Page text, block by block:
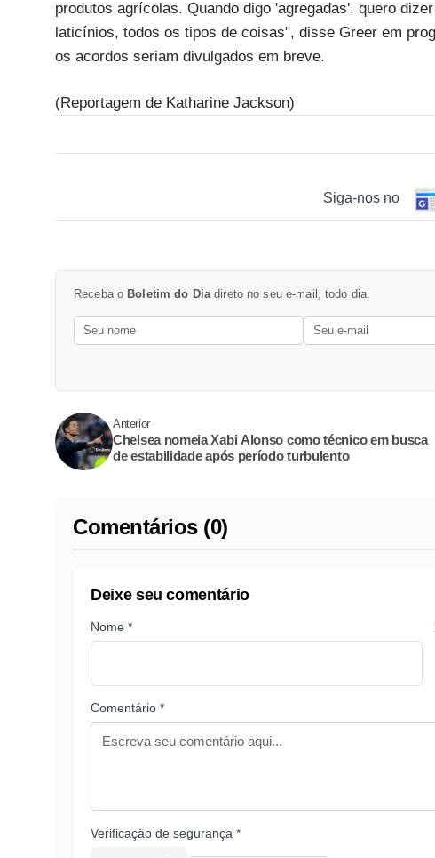
produtos agrícolas. Quando digo 'agregadas', quero
laticínios, todos os tipos de coisas", disse Greer em
os acordos seriam divulgados em breve.
(Reportagem de Katharine Jackson)
Siga-nos no
Receba o Boletim do Diadireto no seu e-mail, todo dia.
Anterior
Chelsea nomeia Xabi Alonso como técnico em busca
de estabilidade após período turbulento
Comentários (0)
Deixe seu comentário
Nome *
Comentário *
Verificação de segurança *